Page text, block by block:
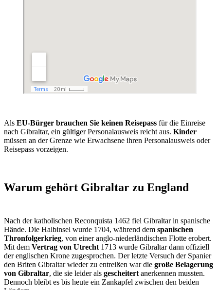
Als EU-Bürger brauchen Sie keinen Reisepass für die Einreise
nach Gibraltar, ein gültiger Personalausweis reicht aus. Kinder
müssen an der Grenze wie Erwachsene ihren Personalausweis oder
Reisepass vorzeigen.
Warum gehört Gibraltar zu England
Nach der katholischen Reconquista 1462 fiel Gibraltar in spanische
Hände. Die Halbinsel wurde 1704, während dem spanischen
Thronfolgerkrieg, von einer anglo-niederländischen Flotte erobert.
Mit dem Vertrag von Utrecht 1713 wurde Gibraltar dann offiziell
der englischen Krone zugesprochen. Der letzte Versuch der Spanier
den Briten Gibraltar wieder zu entreißen war die große Belagerung
von Gibraltar, die sie leider als gescheitert anerkennen mussten.
Dennoch bleibt es bis heute ein Zankapfel zwischen den beiden